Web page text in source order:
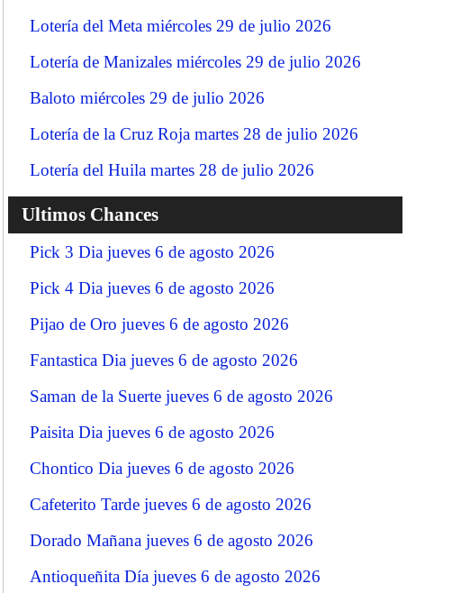
Lotería del Meta miércoles 29 de julio 2026
Lotería de Manizales miércoles 29 de julio 2026
Baloto miércoles 29 de julio 2026
Lotería de la Cruz Roja martes 28 de julio 2026
Lotería del Huila martes 28 de julio 2026
Ultimos Chances
Pick 3 Dia jueves 6 de agosto 2026
Pick 4 Dia jueves 6 de agosto 2026
Pijao de Oro jueves 6 de agosto 2026
Fantastica Dia jueves 6 de agosto 2026
Saman de la Suerte jueves 6 de agosto 2026
Paisita Dia jueves 6 de agosto 2026
Chontico Dia jueves 6 de agosto 2026
Cafeterito Tarde jueves 6 de agosto 2026
Dorado Mañana jueves 6 de agosto 2026
Antioqueñita Día jueves 6 de agosto 2026